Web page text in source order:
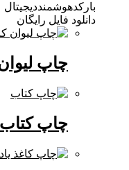
فایل رایگان
چاپ لیوان کاغذی(1)
چاپ کتاب